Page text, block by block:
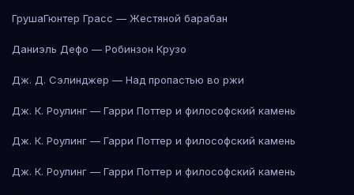
ГрушаГюнтер Грасс — Жестяной барабан
Даниэль Дефо — Робинзон Крузо
Дж. Д. Сэлинджер — Над пропастью во ржи
Дж. К. Роулинг — Гарри Поттер и философский камень
Дж. К. Роулинг — Гарри Поттер и философский камень
Дж. К. Роулинг — Гарри Поттер и философский камень